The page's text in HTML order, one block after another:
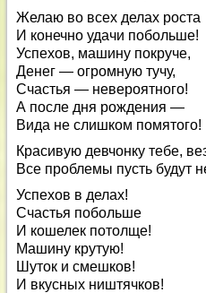
Желаю во всех делах роста
И конечно удачи побольше!
Успехов, машину покруче,
Денег — огромную тучу,
Счастья — невероятного!
А после дня рождения —
Вида не слишком помятого!
Красивую девчонку тебе,
Все проблемы пусть будут
Успехов в делах!
Счастья побольше
И кошелек потолще!
Машину крутую!
Шуток и смешков!
И вкусных ништячков!